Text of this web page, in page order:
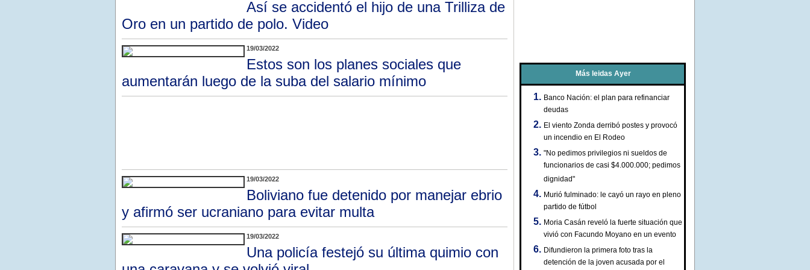
Así se accidentó el hijo de una Trilliza de
Oro en un partido de polo. Video
19/03/2022
Estos son los planes sociales que
aumentarán luego de la suba del salario mínimo
19/03/2022
Boliviano fue detenido por manejar ebrio
y afirmó ser ucraniano para evitar multa
19/03/2022
Una policía festejó su última quimio con
Más leidas Ayer
Banco Nación: el plan para refinanciar
deudas
El viento Zonda derribó postes y provocó
un incendio en El Rodeo
"No pedimos privilegios ni sueldos de
funcionarios de casi $4.000.000; pedimos
dignidad"
Murió fulminado: le cayó un rayo en pleno
partido de fútbol
Moria Casán reveló la fuerte situación que
vivió con Facundo Moyano en un evento
Difundieron la primera foto tras la
detención de la joven acusada por el